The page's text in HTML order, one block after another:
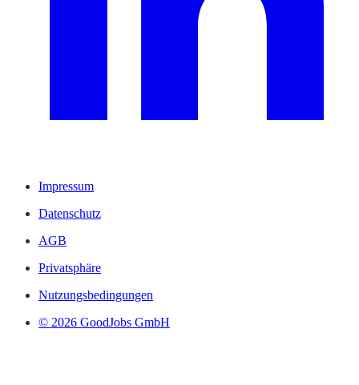
Impressum
Datenschutz
AGB
Privatsphäre
Nutzungsbedingungen
© 2026 GoodJobs GmbH